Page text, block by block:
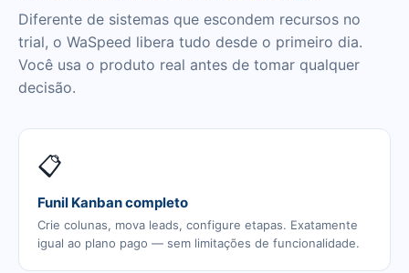
Diferente de sistemas que escondem recursos no
trial, o WaSpeed libera tudo desde o primeiro dia.
Você usa o produto real antes de tomar qualquer
decisão.
📋
Funil Kanban completo
Crie colunas, mova leads, configure etapas. Exatamente
igual ao plano pago — sem limitações de funcionalidade.